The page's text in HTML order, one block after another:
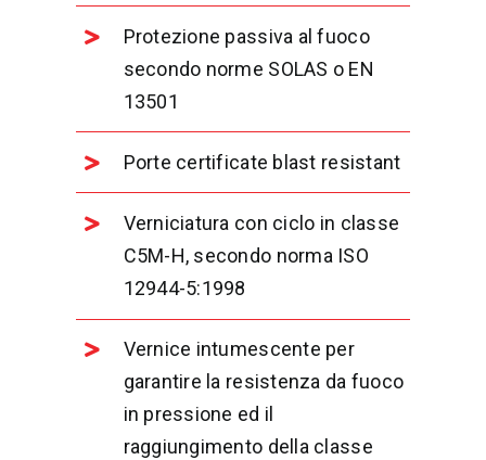
Protezione passiva al fuoco
secondo norme SOLAS o EN
13501
Porte certificate blast resistant
Verniciatura con ciclo in classe
C5M-H, secondo norma ISO
12944-5:1998
Vernice intumescente per
garantire la resistenza da fuoco
in pressione ed il
raggiungimento della classe